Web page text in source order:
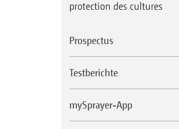
protection des cultures
Prospectus
Testberichte
mySprayer-App